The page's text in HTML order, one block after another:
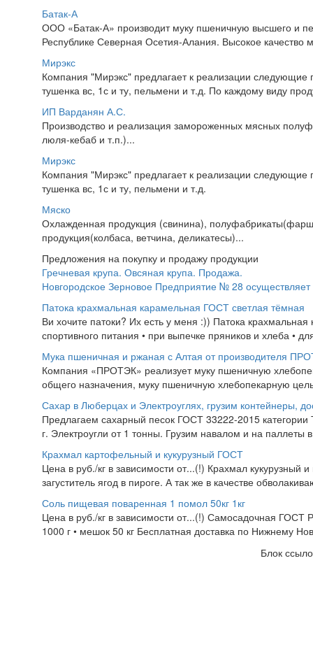
Батак-А
ООО «Батак-А» производит муку пшеничную высшего и
Республике Северная Осетия-Алания. Высокое качество
Мирэкс
Компания "Мирэкс" предлагает к реализации
тушенка вс, 1с и ту, пельмени и т.д. По каждому виду
ИП Варданян А.С.
Производство и реализация замороженных мясных
люля-кебаб и т.п.)...
Мирэкс
Компания "Мирэкс" предлагает к реализации
тушенка вс, 1с и ту, пельмени и т.д.
Мяско
Охлажденная продукция (свинина),
продукция(колбаса, ветчина, деликатесы)...
Предложения на покупку и продажу продукции
Гречневая крупа. Овсяная крупа. Продажа.
Новгородское Зерновое Предприятие № 28
Патока крахмальная карамельная ГОСТ светлая тёмная
Ви хочите патоки? Их есть у меня :)) Патока
спортивного питания • при выпечке пряников и хлеба •
Мука пшеничная и ржаная с Алтая от производителя
Компания «ПРОТЭК» реализует муку пшеничную
общего назначения, муку пшеничную хлебопекарную
Сахар в Люберцах и Электроуглях, грузим контейнеры,
Предлагаем сахарный песок ГОСТ 33222-2015
г. Электроугли от 1 тонны. Грузим навалом и на паллеты
Крахмал картофельный и кукурузный ГОСТ
Цена в руб./кг в зависимости от...(!) Крахмал
загуститель ягод в пироге. А так же в качестве
Соль пищевая поваренная 1 помол 50кг 1кг
Цена в руб./кг в зависимости от...(!) Самосадочная
1000 г • мешок 50 кг Бесплатная доставка по Нижнему
Блок